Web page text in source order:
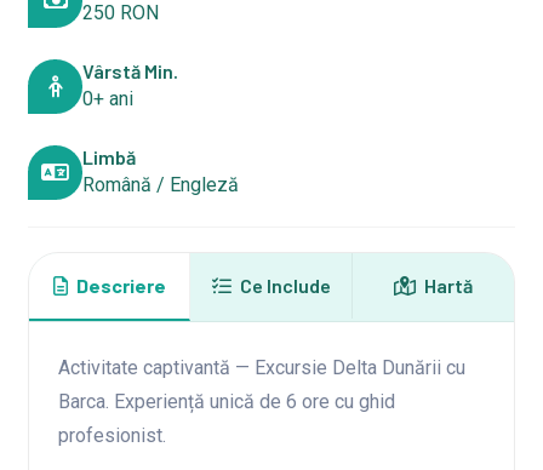
250 RON
Vârstă Min.
0+ ani
Limbă
Română / Engleză
Descriere Ce Include Hartă
Activitate captivantă — Excursie Delta Dunării cu
Barca. Experiență unică de 6 ore cu ghid
profesionist.